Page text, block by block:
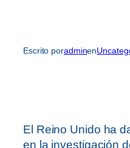
Escrito poradminen
El Reino Unido ha
en la investigación